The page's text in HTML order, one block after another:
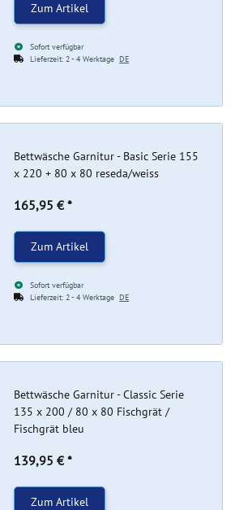
Zum Artikel
Sofort verfügbar
Lieferzeit:2 - 4 WerktageDE
Bettwäsche Garnitur - Basic Serie 155
x 220 + 80 x 80 reseda/weiss
165,95 € *
Zum Artikel
Sofort verfügbar
Lieferzeit:2 - 4 WerktageDE
Bettwäsche Garnitur - Classic Serie
135 x 200 / 80 x 80 Fischgrät /
Fischgrät bleu
139,95 € *
Zum Artikel